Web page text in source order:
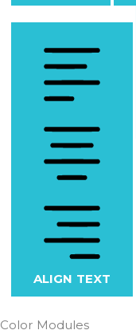
ALIGN TEXT
Color Modules